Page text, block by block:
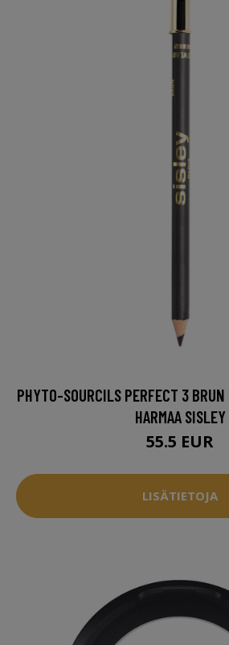
PHYTO-SOURCILS PERFECT 3
HARMAA SISLEY
55.5 EUR
LISÄTIETOJA